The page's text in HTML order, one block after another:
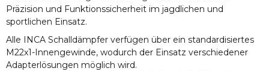
Präzision und Funktionssicherheit im jagdlichen und
sportlichen Einsatz.
Alle INCA Schalldämpfer verfügen über ein standardisiertes
M22x1-Innengewinde, wodurch der Einsatz verschiedener
Adapterlösungen möglich wird.